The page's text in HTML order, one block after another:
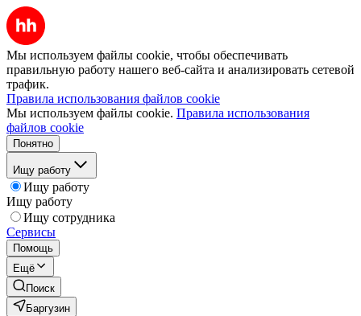
Мы используем файлы cookie, чтобы обеспечивать
правильную работу нашего веб-сайта и анализировать сетевой
трафик.
Правила использования файлов cookie
Мы используем файлы cookie. Правила использования
файлов cookie
Понятно
Ищу работу
Ищу работу
Ищу работу
Ищу сотрудника
Сервисы
Помощь
Ещё
Поиск
Баргузин